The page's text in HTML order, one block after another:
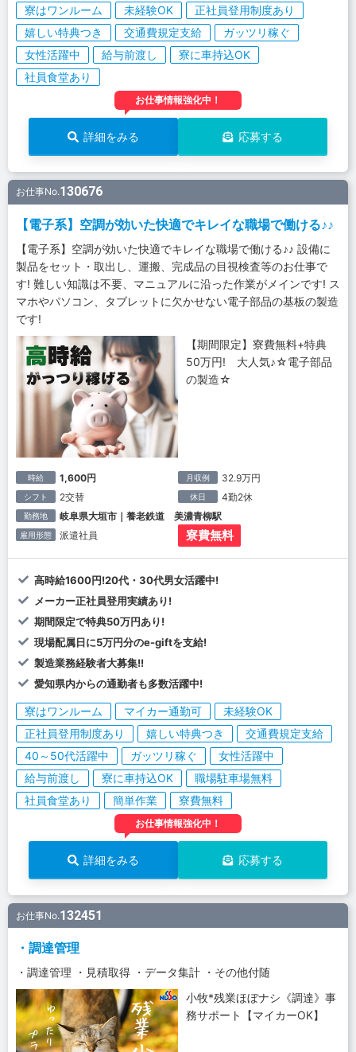
寮はワンルーム 未経験OK
正社員登用制度あり
嬉しい特典つき
交通費規定支給
ガッツリ稼ぐ
女性活躍中
給与前渡し
寮に車持込OK
社員食堂あり
お仕事情報強化中！
詳細をみる 応募する
お仕事No.130676
【電子系】空調が効いた快適でキレイな職場で働ける♪♪
【電子系】空調が効いた快適でキレイな職場で働ける♪♪ 設備に
製品をセット・取出し、運搬、完成品の目視検査等のお仕事で
す! 難しい知識は不要、マニュアルに沿った作業がメインです! ス
マホやパソコン、タブレットに欠かせない電子部品の基板の製造
です!
【期間限定】寮費無料+特典
50万円! 大人気♪☆電子部品
の製造☆
時給 1,600円 月収例 32.9万円
シフト 2交替 休日 4勤2休
勤務地 岐阜県大垣市｜養老鉄道 美濃青柳駅
雇用形態 派遣社員 寮費無料
高時給1600円!20代・30代男女活躍中!
メーカー正社員登用実績あり!
期間限定で特典50万円あり!
現場配属日に5万円分のe-giftを支給!
製造業務経験者大募集!!
愛知県内からの通勤者も多数活躍中!
寮はワンルーム マイカー通勤可
未経験OK
正社員登用制度あり
嬉しい特典つき
交通費規定支給
40～50代活躍中
ガッツリ稼ぐ
女性活躍中
給与前渡し
寮に車持込OK
職場駐車場無料
社員食堂あり
簡単作業 寮費無料
お仕事情報強化中！
詳細をみる 応募する
お仕事No.132451
・調達管理
・調達管理 ・見積取得 ・データ集計 ・その他付随
小牧*残業ほぼナシ《調達》事
務サポート【マイカーOK】